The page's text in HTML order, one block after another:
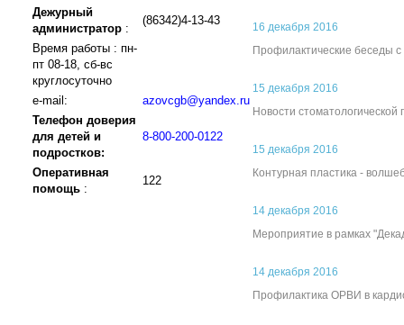
Дежурный
администратор :
(86342)4-13-43
Время работы : пн-
пт 08-18, сб-вс
круглосуточно
e-mail:
azovcgb@yandex.ru
Телефон доверия
для детей и
подростков:
8-800-200-0122
Оперативная
помощь :
122
16 декабря 2016
Профилактические беседы
15 декабря 2016
Новости стоматологической
15 декабря 2016
Контурная пластика -
14 декабря 2016
Мероприятие в рамках
14 декабря 2016
Профилактика ОРВИ в